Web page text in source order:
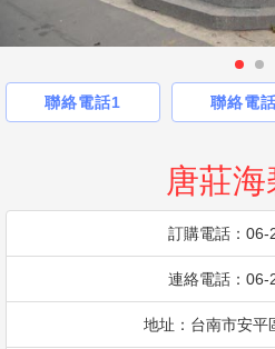
聯絡電話1 聯絡電
唐莊海
訂購電話：06-
連絡電話：06-
地址：台南市安平